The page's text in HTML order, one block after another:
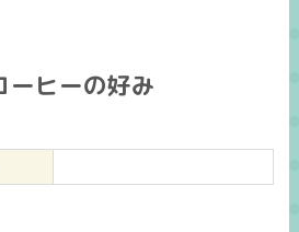
ーヒーの好み